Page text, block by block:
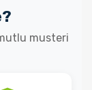
musteri